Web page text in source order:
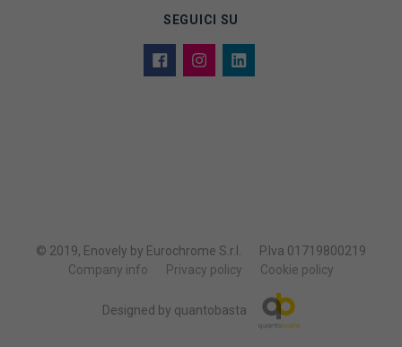
SEGUICI SU
© 2019, Enovely by Eurochrome S.r.l.
P.Iva 01719800219
Company info
Privacy policy Cookie policy
Designed by quantobasta